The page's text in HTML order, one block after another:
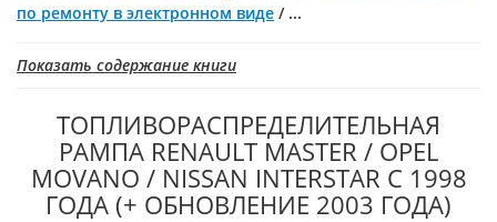
по ремонту в электронном виде / ...
Показать содержание книги
ТОПЛИВОРАСПРЕДЕЛИТЕЛЬНАЯ
РАМПА RENAULT MASTER / OPEL
MOVANO / NISSAN INTERSTAR С 1998
ГОДА (+ ОБНОВЛЕНИЕ 2003 ГОДА)